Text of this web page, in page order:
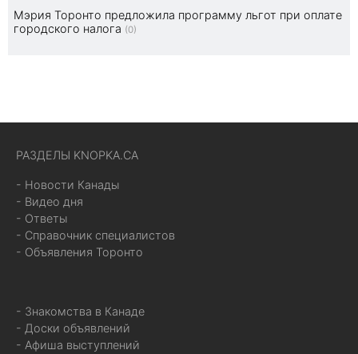
Мэрия Торонто предложила программу льгот при оплате
городского налога (0)
РАЗДЕЛЫ KNOPKA.CA
- Новости Канады
- Видео дня
- Ответы
- Справочник специалистов
- Объявления Торонто
- Знакомства в Канаде
- Доски объявлений
- Афиша выступлений